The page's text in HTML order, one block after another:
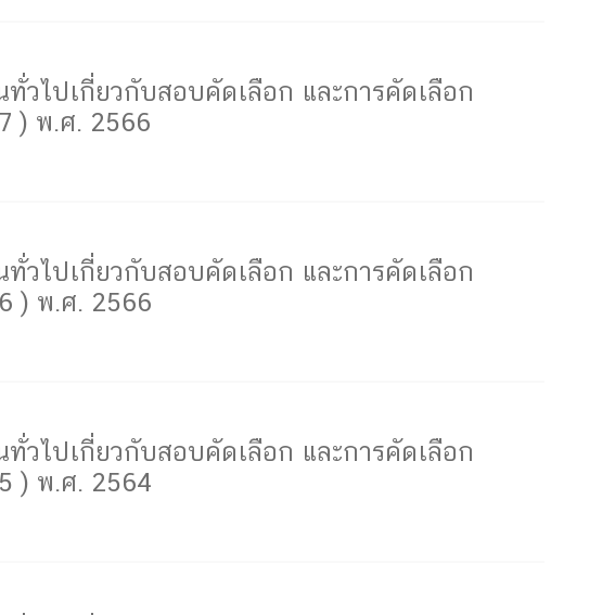
วไปเกี่ยวกับสอบคัดเลือก และการคัดเลือก
) พ.ศ. 2566
วไปเกี่ยวกับสอบคัดเลือก และการคัดเลือก
) พ.ศ. 2566
วไปเกี่ยวกับสอบคัดเลือก และการคัดเลือก
) พ.ศ. 2564